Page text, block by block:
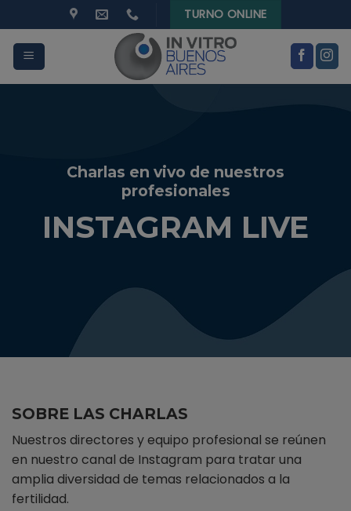
to
content
TURNO ONLINE
Charlas en vivo de nuestros
profesionales
INSTAGRAM LIVE
SOBRE LAS CHARLAS
Nuestros directores y equipo profesional se reúnen
en nuestro canal de Instagram para tratar una
amplia diversidad de temas relacionados a la
fertilidad.
modal-check